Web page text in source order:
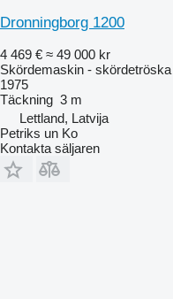
Dronningborg 1200
4 469 € ≈ 49 000 kr
Skördemaskin - skördetröska
1975
Täckning 3 m
Lettland, Latvija
Petriks un Ko
Kontakta säljaren